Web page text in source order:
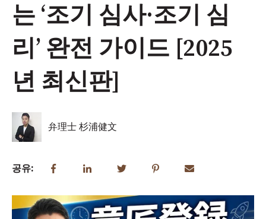
는 ‘조기 심사·조기 심
리’ 완전 가이드 [2025
년 최신판]
弁理士 杉浦健文
공유: